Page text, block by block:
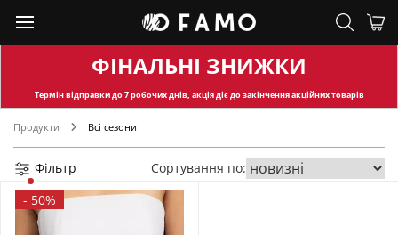
ФІНАЛЬНІ ЗНИЖКИ
Термін відправкидо 7 робочих днів, акція діє до закінчення акційних товарів
Продукти Всі сезони
Фільтр
Сортування по:
- 50%